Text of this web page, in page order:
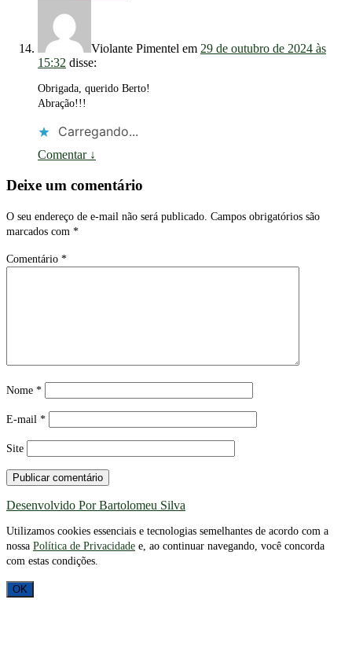
Violante Pimentel em 29 de outubro de 2024 às
15:32 disse:
Obrigada, querido Berto!
Abração!!!
Carregando...
Comentar ↓
Deixe um comentário
O seu endereço de e-mail não será publicado. Campos obrigatórios são
marcados com *
Comentário *
Nome *
E-mail *
Site
Desenvolvido Por Bartolomeu Silva
Utilizamos cookies essenciais e tecnologias semelhantes de acordo com a
nossa Política de Privacidade e, ao continuar navegando, você concorda
com estas condições.
OK